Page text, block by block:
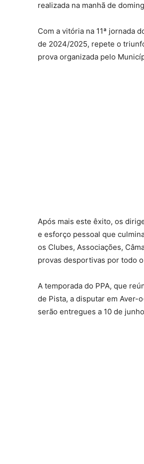
realizada na manhã de
Com a vitória na 11ª jornada
de 2024/2025, repete o
prova organizada pelo
Após mais este êxito, os
e esforço pessoal que
os Clubes, Associações,
provas desportivas por todo
A temporada do PPA, que
de Pista, a disputar em Aver-
serão entregues a 10 de